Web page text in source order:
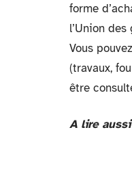
forme
l’Union
Vous
(travaux,
être
A lire